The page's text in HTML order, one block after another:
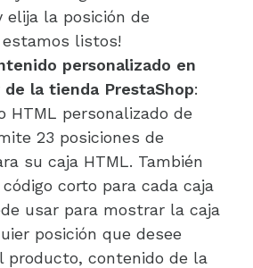
elija la posición de
listos!
personalizado en
la tienda PrestaShop:
HTML personalizado de
23 posiciones de
su caja HTML. También
corto para cada caja
usar para mostrar la caja
posición que desee
producto, contenido de la